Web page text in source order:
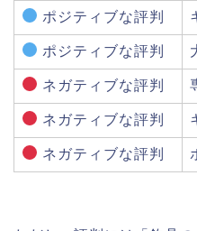
ポジティブな評判
ポジティブな評判
ネガティブな評判
ネガティブな評判
ネガティブな評判